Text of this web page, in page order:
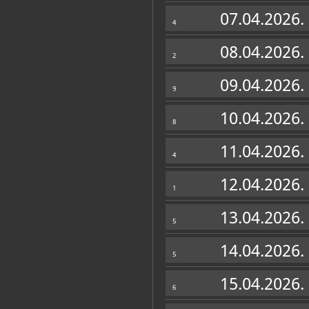
4 07.04.2026.
2 08.04.2026.
9 09.04.2026.
8 10.04.2026.
4 11.04.2026.
1 12.04.2026.
5 13.04.2026.
5 14.04.2026.
6 15.04.2026.
Zbirke
OSTALE ZBIRKE